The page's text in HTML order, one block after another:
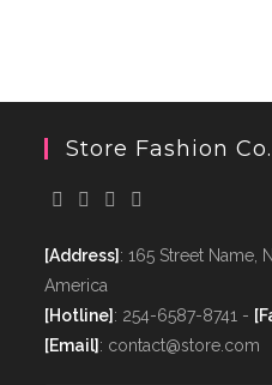
Store Fashion
[Address]: 165 Street Name,
America
[Hotline]: 254-6587-8741 -
[Email]: contact@store.com